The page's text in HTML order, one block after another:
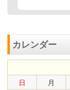
カレンダー
日 月